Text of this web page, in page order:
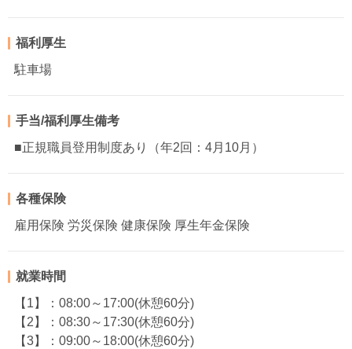
福利厚生
駐車場
手当/福利厚生備考
■正規職員登用制度あり（年2回：4月10月）
各種保険
雇用保険 労災保険 健康保険 厚生年金保険
就業時間
【1】：08:00～17:00(休憩60分)
【2】：08:30～17:30(休憩60分)
【3】：09:00～18:00(休憩60分)